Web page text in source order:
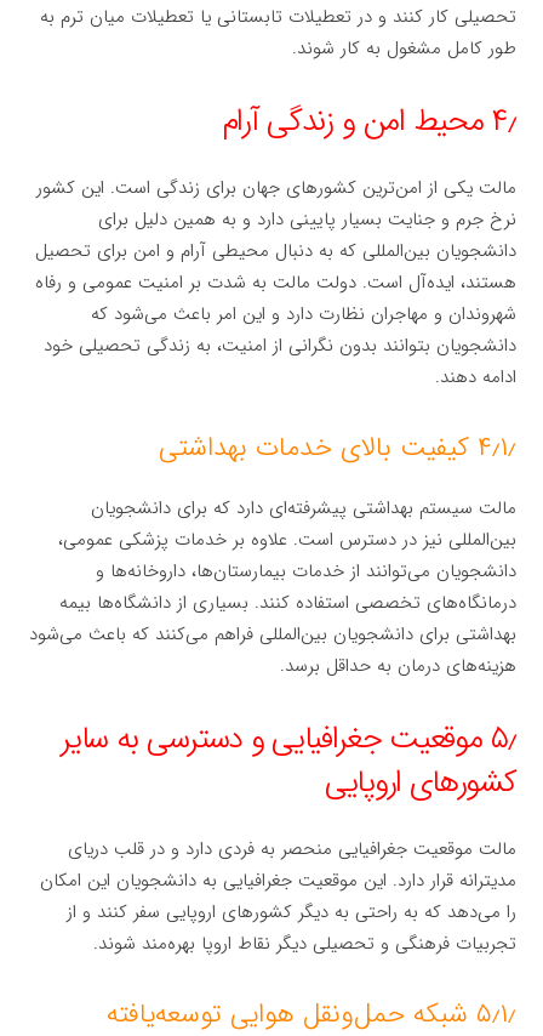
تحصیلی کار کنند و در تعطیلات تابستانی یا تعطیلات میان ترم به
طور کامل مشغول به کار شوند.
۴٫ محیط امن و زندگی آرام
مالت یکی از امن‌ترین کشورهای جهان برای زندگی است. این کشور
نرخ جرم و جنایت بسیار پایینی دارد و به همین دلیل برای
دانشجویان بین‌المللی که به دنبال محیطی آرام و امن برای تحصیل
هستند، ایده‌آل است. دولت مالت به شدت بر امنیت عمومی و رفاه
شهروندان و مهاجران نظارت دارد و این امر باعث می‌شود که
دانشجویان بتوانند بدون نگرانی از امنیت، به زندگی تحصیلی خود
ادامه دهند.
۴٫۱٫ کیفیت بالای خدمات بهداشتی
مالت سیستم بهداشتی پیشرفته‌ای دارد که برای دانشجویان
بین‌المللی نیز در دسترس است. علاوه بر خدمات پزشکی عمومی،
دانشجویان می‌توانند از خدمات بیمارستان‌ها، داروخانه‌ها و
درمانگاه‌های تخصصی استفاده کنند. بسیاری از دانشگاه‌ها بیمه
بهداشتی برای دانشجویان بین‌المللی فراهم می‌کنند که باعث می‌شود
هزینه‌های درمان به حداقل برسد.
۵٫ موقعیت جغرافیایی و دسترسی به سایر
کشورهای اروپایی
مالت موقعیت جغرافیایی منحصر به فردی دارد و در قلب دریای
مدیترانه قرار دارد. این موقعیت جغرافیایی به دانشجویان این امکان
را می‌دهد که به راحتی به دیگر کشورهای اروپایی سفر کنند و از
تجربیات فرهنگی و تحصیلی دیگر نقاط اروپا بهره‌مند شوند.
۵٫۱٫ شبکه حمل‌ونقل هوایی توسعه‌یافته